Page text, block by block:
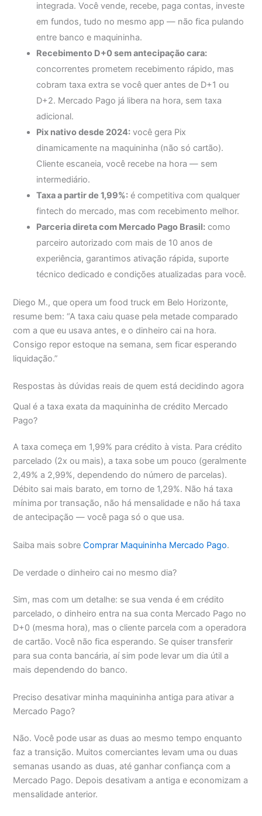
integrada. Você vende, recebe, paga contas, investe
em fundos, tudo no mesmo app — não fica pulando
entre banco e maquininha.
Recebimento D+0 sem antecipação cara:
concorrentes prometem recebimento rápido, mas
cobram taxa extra se você quer antes de D+1 ou
D+2. Mercado Pago já libera na hora, sem taxa
adicional.
Pix nativo desde 2024: você gera Pix
dinamicamente na maquininha (não só cartão).
Cliente escaneia, você recebe na hora — sem
intermediário.
Taxa a partir de 1,99%: é competitiva com qualquer
fintech do mercado, mas com recebimento melhor.
Parceria direta com Mercado Pago Brasil: como
parceiro autorizado com mais de 10 anos de
experiência, garantimos ativação rápida, suporte
técnico dedicado e condições atualizadas para você.
Diego M., que opera um food truck em Belo Horizonte,
resume bem: “A taxa caiu quase pela metade comparado
com a que eu usava antes, e o dinheiro cai na hora.
Consigo repor estoque na semana, sem ficar esperando
liquidação.”
Respostas às dúvidas reais de quem está decidindo agora
Qual é a taxa exata da maquininha de crédito Mercado
Pago?
A taxa começa em 1,99% para crédito à vista. Para crédito
parcelado (2x ou mais), a taxa sobe um pouco (geralmente
2,49% a 2,99%, dependendo do número de parcelas).
Débito sai mais barato, em torno de 1,29%. Não há taxa
mínima por transação, não há mensalidade e não há taxa
de antecipação — você paga só o que usa.
Saiba mais sobreComprar Maquininha Mercado Pago.
De verdade o dinheiro cai no mesmo dia?
Sim, mas com um detalhe: se sua venda é em crédito
parcelado, o dinheiro entra na sua conta Mercado Pago no
D+0 (mesma hora), mas o cliente parcela com a operadora
de cartão. Você não fica esperando. Se quiser transferir
para sua conta bancária, aí sim pode levar um dia útil a
mais dependendo do banco.
Preciso desativar minha maquininha antiga para ativar a
Mercado Pago?
Não. Você pode usar as duas ao mesmo tempo enquanto
faz a transição. Muitos comerciantes levam uma ou duas
semanas usando as duas, até ganhar confiança com a
Mercado Pago. Depois desativam a antiga e economizam a
mensalidade anterior.